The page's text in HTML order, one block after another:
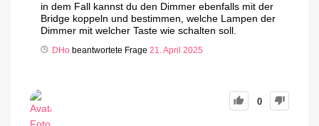
in dem Fall kannst du den Dimmer ebenfalls mit der
Bridge koppeln und bestimmen, welche Lampen der
Dimmer mit welcher Taste wie schalten soll.
DHo beantwortete Frage 21. April 2025
0